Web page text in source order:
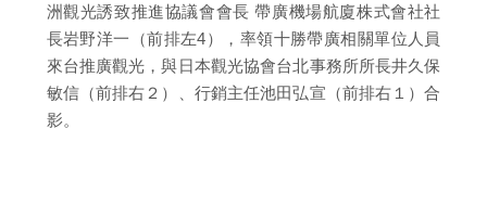
洲觀光誘致推進協議會會長 帶廣機場航廈株式會社社
長岩野洋一（前排左4），率領十勝帶廣相關單位人員
來台推廣觀光，與日本觀光協會台北事務所所長井久保
敏信（前排右２）、行銷主任池田弘宣（前排右１）合
影。